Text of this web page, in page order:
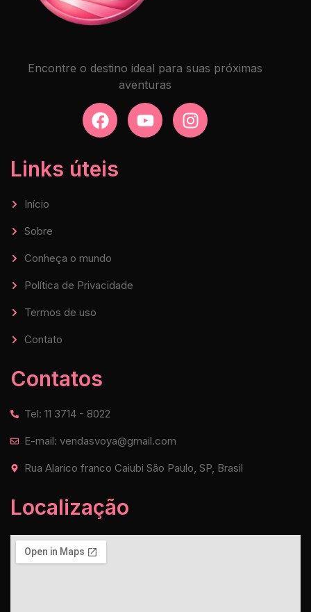
Encontre o destino ideal para suas próximas
aventuras
Links úteis
Início
Sobre
Conheça o mundo
Política de Privacidade
Termos de uso
Contato
Contatos
Tel: 11 3714 - 8022
E-mail: vendasvoya@gmail.com
Rua Alarico franco Caiubi São Paulo, SP, Brasil
Localização